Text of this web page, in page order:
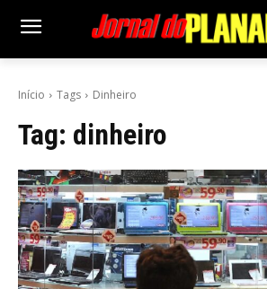
Início Tags Dinheiro
Tag: dinheiro